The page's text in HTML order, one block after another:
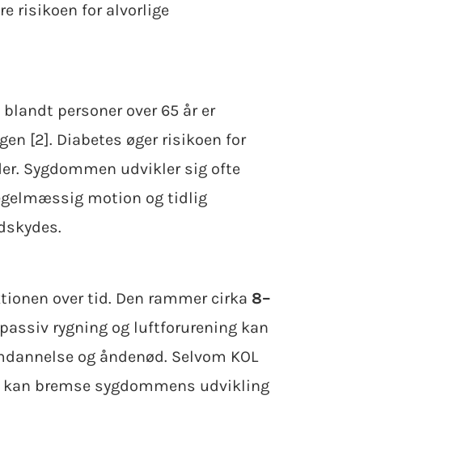
risikoen for alvorlige
personer over 65 år er
[2]. Diabetes øger risikoen for
Sygdommen udvikler sig ofte
motion og tidlig
over tid. Den rammer cirka 8–
rygning og luftforurening kan
og åndenød. Selvom KOL
bremse sygdommens udvikling